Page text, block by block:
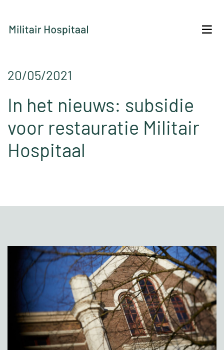
20/05/2021
In het nieuws: subsidie
voor restauratie Militair
Hospitaal